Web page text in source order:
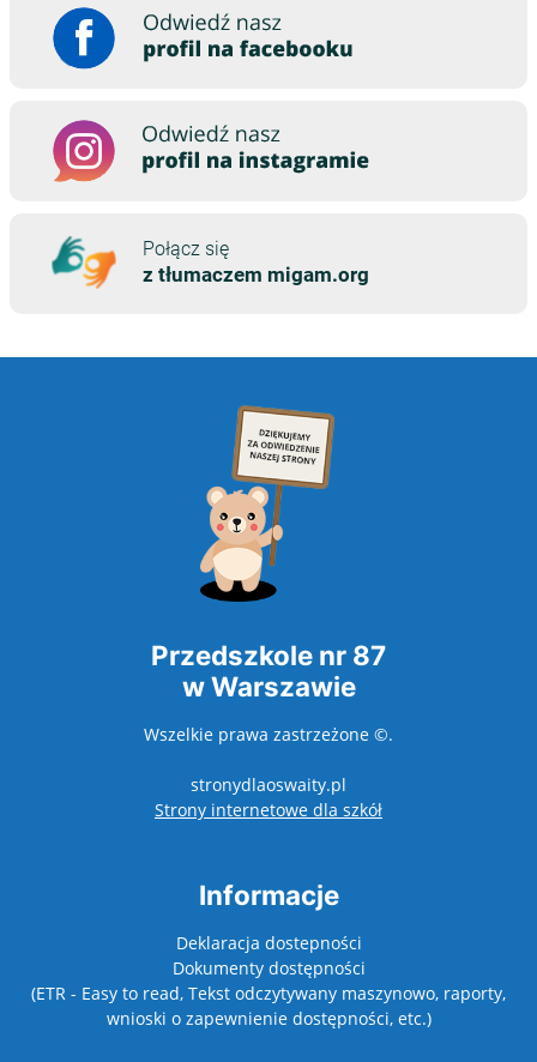
Przedszkole nr 87
w Warszawie
Wszelkie prawa zastrzeżone ©.
stronydlaoswaity.pl
Strony internetowe dla szkółotwiera się w
Informacje
Deklaracja dostepności
Dokumenty dostępności
(ETR - Easy to read, Tekst odczytywany maszynowo, raporty,
wnioski o zapewnienie dostępności, etc.)